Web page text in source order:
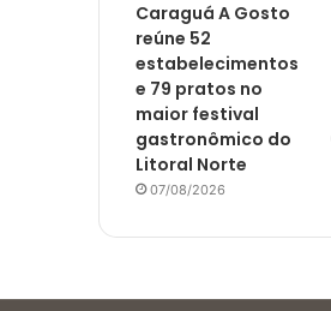
Caraguá A Gosto
reúne 52
estabelecimentos
e 79 pratos no
maior festival
gastronômico do
Litoral Norte
07/08/2026